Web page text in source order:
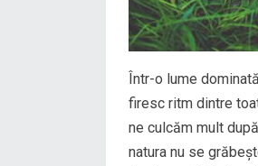
Într-o lume
firesc ritm dintre
ne culcăm mult
natura nu se